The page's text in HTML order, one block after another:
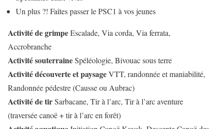
Un plus ?! Faîtes passer le PSC1 à vos jeunes
Activité de grimpeEscalade, Via corda, Via ferrata,
Accrobranche
Activité souterraineSpéléologie, Bivouac sous terre
Activité découverte et paysageVTT, randonnée et maniabilité,
Randonnée pédestre (Causse ou Aubrac)
Activité de tirSarbacane, Tir à l’arc, Tir à l’arc aventure
(traversée canoë + tir à l’arc en forêt)